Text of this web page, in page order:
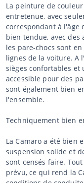
La peinture de
entretenue, avec
correspondant à l'âge
bien tendue, avec des
les pare-chocs sont
lignes de la voiture. A
sièges confortables
accessible pour des
sont également bien
l'ensemble.
Techniquement bien
La Camaro a été bien
suspension solide et
sont censés faire.
prévu, ce qui rend la